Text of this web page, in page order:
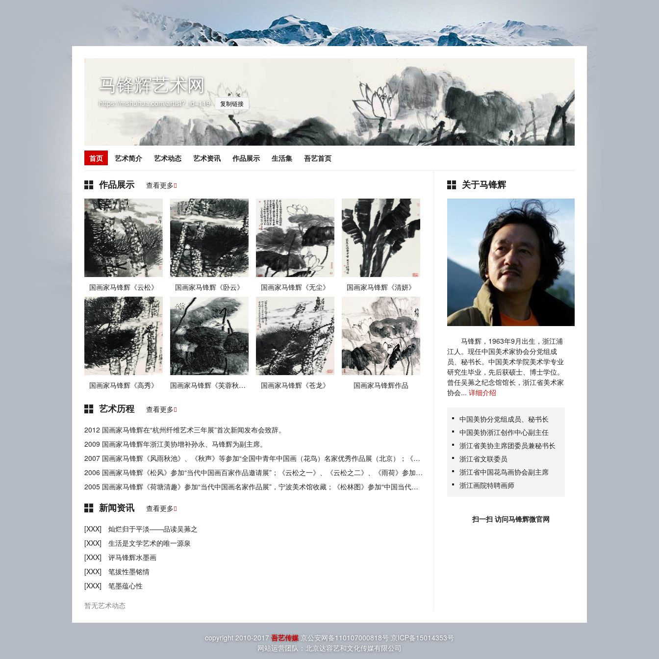
马锋辉艺术网
https://mshuhua.com/artist?_id=119 复制链接
首页 艺术简介 艺术动态 艺术资讯 作品展示 生活集 吾艺首页
作品展示 查看更多
国画家马锋辉《云松》 国画家马锋辉《卧云》 国画家马锋辉《无尘》 国画家马锋辉《清妍》
国画家马锋辉《高秀》 国画家马锋辉《芙蓉秋江》 国画家马锋辉《苍龙》 国画家马锋辉作品
艺术历程 查看更多
2012 国画家马锋辉在“杭州纤维艺术三年展”首次新闻发布会致辞。
2009 国画家马锋辉年浙江美协增补孙永、马锋辉为副主席。
2007 国画家马锋辉《风雨秋池》、《秋声》等参加“全国中青年中国画（花鸟）名家优秀作品展（北京）；《秋日》、《缤纷》等参加“无法解读的江南——2007年江浙沪水墨艺术家作品 邀请展”（南京、上海、杭州）；《耀日》、《无尘》、《松声》、《露气》和《浓翠》等参加“浙江省山水花鸟画名家作品展”（香港）。
2006 国画家马锋辉《松风》参加“当代中国画百家作品邀请展”；《云松之一》、《云松之二》、《雨荷》参加“闲情逸致——中国书画名家作品邀请展”（杭州）；《芙蓉秋江》、《墨松之四》、《墨松之五》等参加“2006年度全国当代花鸟画家提名展”（北京）。
2005 国画家马锋辉《荷塘清趣》参加“当代中国画名家作品展”，宁波美术馆收藏；《松林图》参加“中国当代水墨艺术邀请展”；《凝碧》入选第二届中国北京国际美术双年展序列展（中国中青年艺术家精品展），中国美术家协会收藏；《傲风》、《康寿》等参加“浙江名家——中国画展览”。
新闻资讯 查看更多
[XXX]
灿烂归于平淡——品读吴茀之
[XXX]
生活是文学艺术的唯一源泉
[XXX]
评马锋辉水墨画
[XXX]
笔拔性墨铭情
[XXX]
笔墨蕴心性
暂无艺术动态
关于马锋辉
马锋辉，1963年9月出生，浙江浦
江人。现任中国美术家协会分党组成
员、秘书长。中国美术学院美术学专业
研究生毕业，先后获硕士、博士学位。
曾任吴茀之纪念馆馆长，浙江省美术家
协会... 详细介绍
中国美协分党组成员、秘书长
中国美协浙江创作中心副主任
浙江省美协主席团委员兼秘书长
浙江省文联委员
浙江省中国花鸟画协会副主席
浙江画院特聘画师
扫一扫 访问马锋辉微官网
copyright 2010-2017 吾艺传媒京公安网备110107000818号 京ICP备15014353号
网站运营团队：北京达容艺和文化传媒有限公司